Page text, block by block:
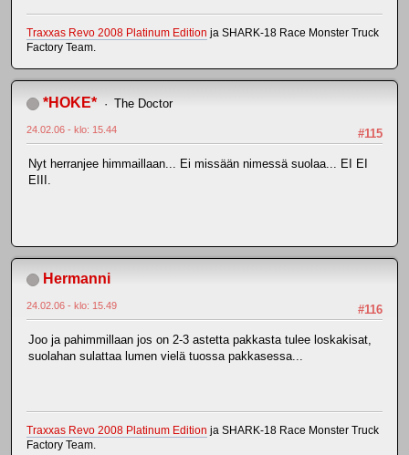
Traxxas Revo 2008 Platinum Edition ja SHARK-18 Race Monster Truck
Factory Team.
*HOKE* The Doctor
#115
24.02.06 - klo: 15.44
Nyt herranjee himmaillaan... Ei missään nimessä suolaa... EI EI
EIII.
Hermanni
#116
24.02.06 - klo: 15.49
Joo ja pahimmillaan jos on 2-3 astetta pakkasta tulee loskakisat,
suolahan sulattaa lumen vielä tuossa pakkasessa...
Traxxas Revo 2008 Platinum Edition ja SHARK-18 Race Monster Truck
Factory Team.